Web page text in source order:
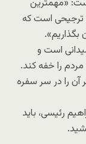
گفته است: «مهمترین
ترجیحی است که
بگذاریم».
است و
را خفه کند.
آن را در سر سفره
رئیسی، باید